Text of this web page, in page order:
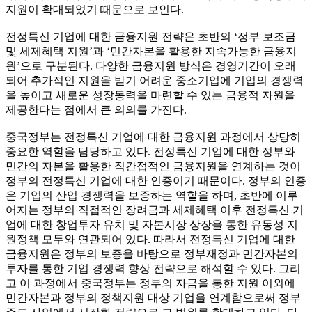
지원이 확대되었기 때문으로 보인다.
전정특신 기업에 대한 금융지원 전략은 초반의 ‘정부 보조금
및 세제혜택 지원’과 ‘민간자본을 활용한 지속가능한 금융지
원’으로 구분된다. 다양한 금융지원 방식은 경영기간이 오래
되어 추가적인 지원을 받기 어려운 중소기업에 기업의 경쟁력
을 높이고 새로운 성장동력을 마련할 수 있는 금융적 자원을
제공한다는 점에서 큰 의의를 가진다.
중국정부는 전정특신 기업에 대한 금융지원 과정에서 상당히
중요한 역할을 담당하고 있다. 전정특신 기업에 대한 정부와
민간의 자본을 활용한 직간접적인 금융지원을 연계하는 것이
정부의 전정특신 기업에 대한 인증이기 때문이다. 정부의 인증
은 기업의 산업 경쟁력을 보증하는 역할을 하며, 초반에 이루
어지는 정부의 직접적인 장려금과 세제혜택 이후 전정특신 기
업에 대한 창업투자 유치 및 자본시장 상장을 통한 유동성 지
원정책 모두와 연관되어 있다. 따라서 전정특신 기업에 대한
금융지원은 정부의 보증을 바탕으로 정부재정과 민간자본의
투자를 통한 기업 경쟁력 향상 전략으로 해석할 수 있다. 그리
고 이 과정에서 중국정부는 정부의 자금을 통한 지원 이외에
민간자본과 정부의 정책지원 대상 기업을 연계함으로써 정부